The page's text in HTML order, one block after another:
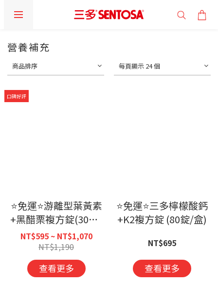
營養補充
商品排序 每頁顯示 24 個
口碑好評
⭐免運⭐游離型葉黃素
+黑醋栗複方錠(30錠/
盒)
NT$595 ~ NT$1,070
NT$1,190
查看更多
⭐免運⭐三多檸檬酸鈣
+K2複方錠 (80錠/盒)
NT$695
查看更多